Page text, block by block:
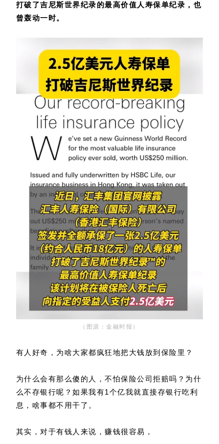
打破了吉尼斯世界纪录的最高价值人寿保单纪录 ，也
曾轰动一时。
（图源：金融时报）
有人好奇，为啥大家都疯狂地把大钱放到保险里？
为什么会有那么傻的人，不怕保险公司拒赔吗？为什
么不存银行呢？如果我有1个亿我就直接存银行吃利
息，啥事都不用干了。
其实，对于有钱人来说，赚钱很容易，